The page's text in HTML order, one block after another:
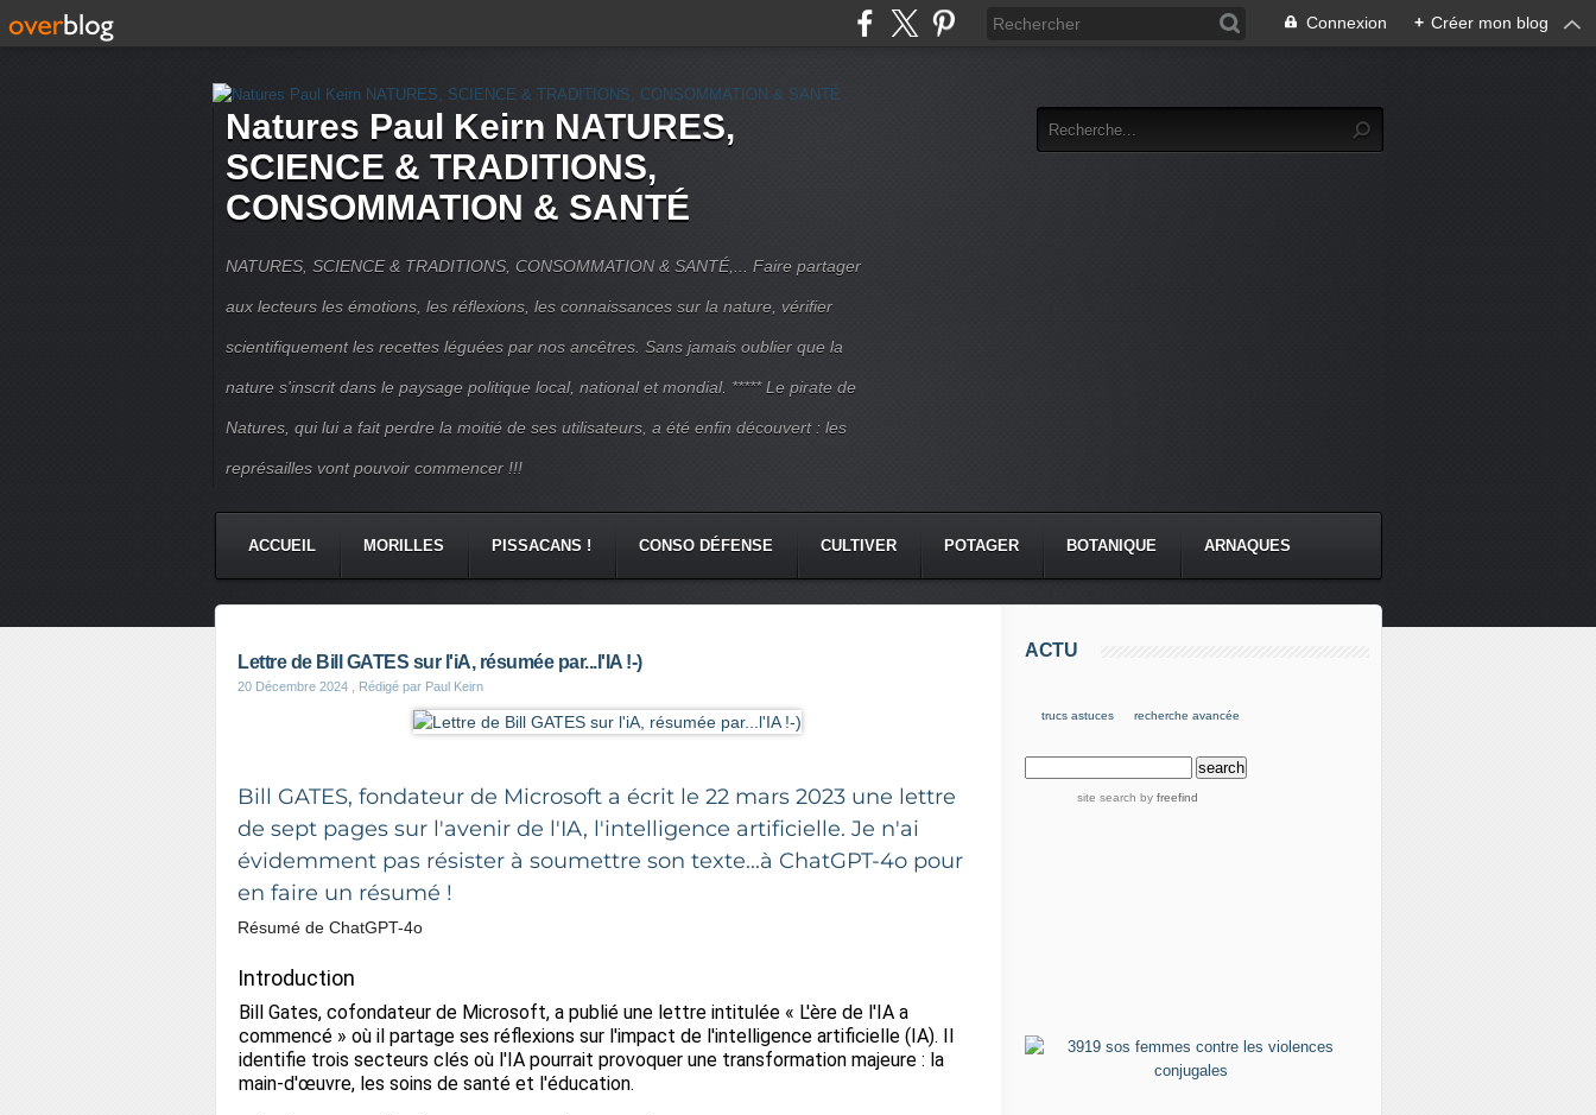
Connexion + Créer mon blog
Natures Paul Keirn NATURES,
SCIENCE & TRADITIONS,
CONSOMMATION & SANTÉ
NATURES, SCIENCE & TRADITIONS, CONSOMMATION & SANTÉ,... Faire partager
aux lecteurs les émotions, les réflexions, les connaissances sur la nature, vérifier
scientifiquement les recettes léguées par nos ancêtres. Sans jamais oublier que la
nature s'inscrit dans le paysage politique local, national et mondial. ***** Le pirate de
Natures, qui lui a fait perdre la moitié de ses utilisateurs, a été enfin découvert : les
représailles vont pouvoir commencer !!!
ACCUEIL MORILLES PISSACANS ! CONSO DÉFENSE CULTIVER POTAGER BOTANIQUE ARNAQUES
Lettre de Bill GATES sur l'iA, résumée par...l'IA !-)
20 Décembre 2024 , Rédigé par Paul Keirn
Bill GATES, fondateur de Microsoft a écrit le 22 mars 2023 une lettre
de sept pages sur l'avenir de l'IA, l'intelligence artificielle. Je n'ai
évidemment pas résister à soumettre son texte...à ChatGPT-4o pour
en faire un résumé !
Résumé de ChatGPT-4o
Introduction
Bill Gates, cofondateur de Microsoft, a publié une lettre intitulée « L'ère de l'IA a
commencé » où il partage ses réflexions sur l'impact de l'intelligence artificielle (IA). Il
identifie trois secteurs clés où l'IA pourrait provoquer une transformation majeure : la
main-d'œuvre, les soins de santé et l'éducation.
ACTU
trucs astuces recherche avancée
site search by freefind